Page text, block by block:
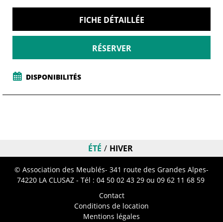
FICHE DÉTAILLÉE
RÉSERVER
DISPONIBILITÉS
ÉTÉ HIVER
© Association des Meublés- 341 route des Grandes Alpes-
74220 LA CLUSAZ - Tél : 04 50 02 43 29ou 09 62 11 68 59
Contact
Conditions de location
Mentions légales